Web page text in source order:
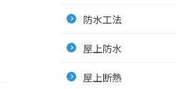
防水工法
屋上防水
屋上断熱